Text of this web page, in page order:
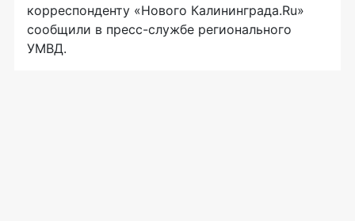
корреспонденту «Нового Калининграда.Ru»
сообщили в пресс-службе регионального
УМВД.